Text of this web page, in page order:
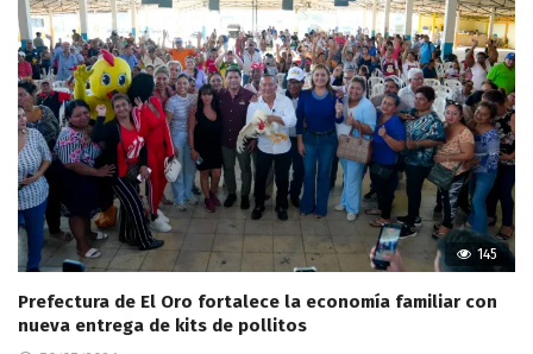
145
Prefectura de El Oro fortalece la economía familiar con
nueva entrega de kits de pollitos